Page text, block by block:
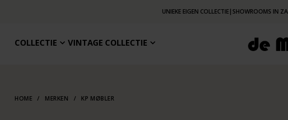
UNIEKE EIGEN COLLECTIE| SHOWROOMS IN
COLLECTIE VINTAGE COLLECTIE
HOME / MERKEN / KP MØBLER